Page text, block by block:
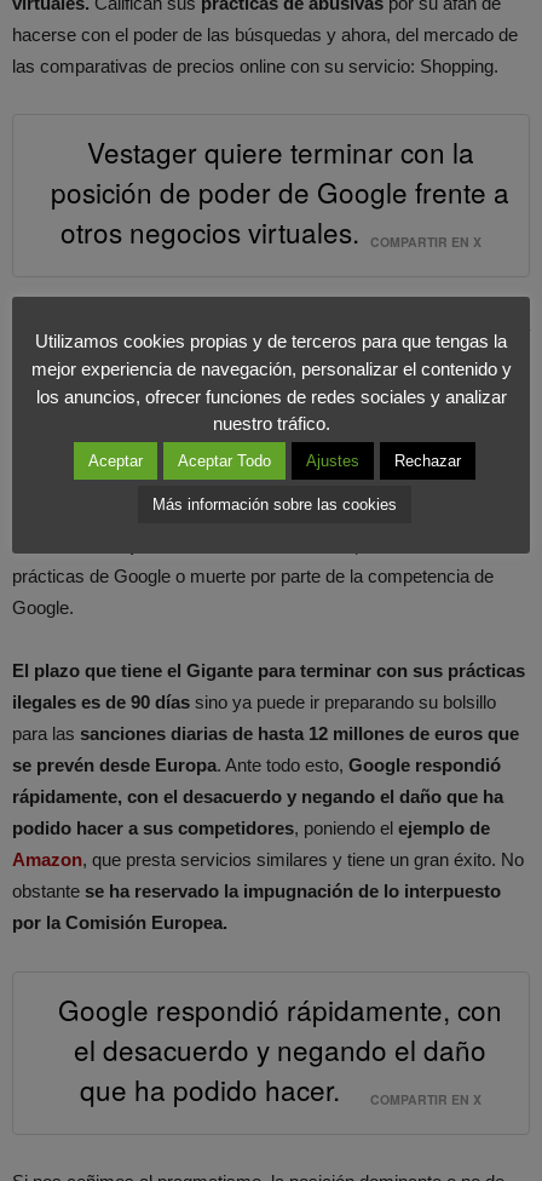
hacerse con el poder de las búsquedas y ahora, del mercado de
las comparativas de precios online con su servicio: Shopping.
Vestager quiere terminar con la
posición de poder de Google frente a
otros negocios virtuales.
COMPARTIR EN X
cabo de 1.700 millones de búsquedas.
La CE determina que el
algoritmo de Google posiciona en los primeros lugares el
Shopping de Google mientras que a la competencia la
posiciona mucho más atrás para que apenas tenga
visibilidad en el buscador.Este hecho tieneconsecuencias en
comparadores de precios europeos que redujeron el número
prácticas de Google o muerte por parte de la competencia de
Google.
El plazo que tiene el Gigante para terminar con sus prácticas
ilegales es de 90 días sino ya puede ir preparando su bolsillo
para las sanciones diarias de hasta 12 millones de euros que
se prevén desde Europa. Ante todo esto, Google respondió
rápidamente, con el desacuerdo y negando el daño que ha
podido hacer a sus competidores, poniendo el ejemplo de
Amazon, que presta servicios similares y tiene un gran éxito. No
obstante se ha reservado la impugnación de lo interpuesto
por la Comisión Europea.
Google respondió rápidamente, con
el desacuerdo y negando el daño
que ha podido hacer.
COMPARTIR EN X
Utilizamos cookies propias y de terceros para que tengas la
mejor experiencia de navegación, personalizar el contenido y
los anuncios, ofrecer funciones de redes sociales y analizar
nuestro tráfico.
Aceptar Aceptar Todo Ajustes Rechazar
Más información sobre las cookies